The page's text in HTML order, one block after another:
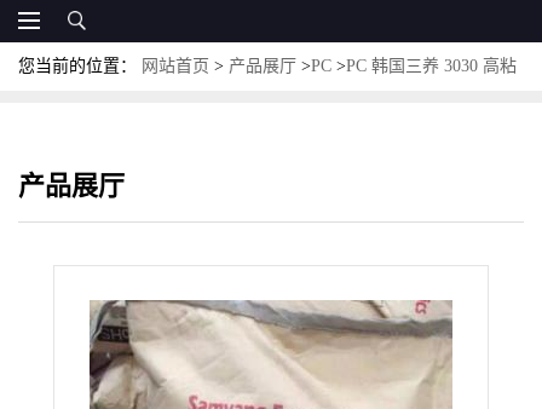
您当前的位置： 网站首页 > 产品展厅 >PC >PC 韩国三养 3030 高粘
产品展厅